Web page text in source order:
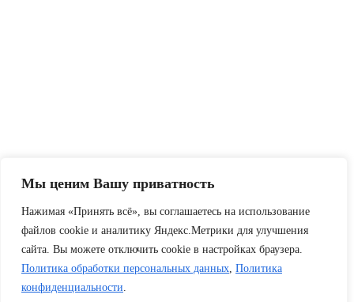
Мы ценим Вашу приватность
Нажимая «Принять всё», вы соглашаетесь на использование
файлов cookie и аналитику Яндекс.Метрики для улучшения
сайта. Вы можете отключить cookie в настройках браузера.
Политика обработки персональных данных, Политика
конфиденциальности.